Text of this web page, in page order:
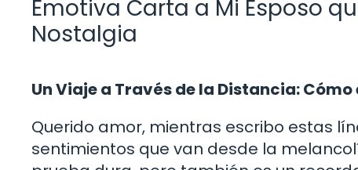
Emotiva Carta a Mi Esposo
Nostalgia
Un Viaje a Través de la Distancia:
Querido amor, mientras escribo estas
sentimientos que van desde la